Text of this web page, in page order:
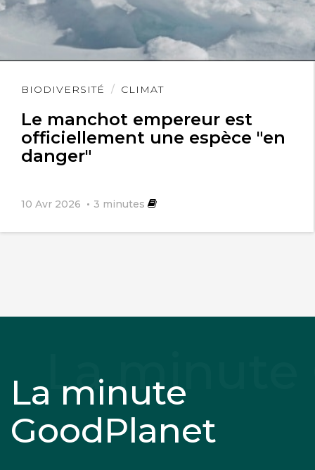
BIODIVERSITÉ CLIMAT
Le manchot empereur est
officiellement une espèce "en
danger"
10 Avr 2026 3 minutes
Lire
La minute
GoodPlanet